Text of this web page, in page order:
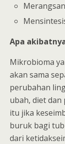
Apa
Mikrobioma
akan sama
perubahan
ubah, diet
itu jika
buruk bagi
dari